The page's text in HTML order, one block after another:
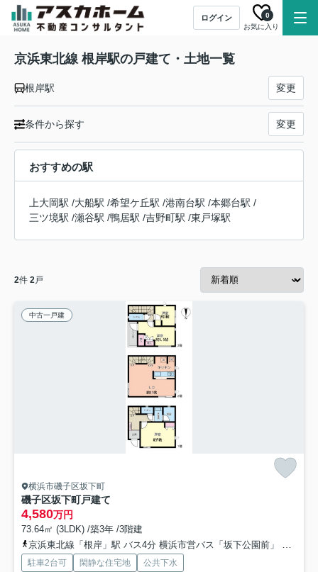
ログイン
お気に入り
0
京浜東北線 根岸駅の戸建て・土地一覧
根岸駅 変更
条件から探す 変更
おすすめの駅
上大岡駅 /大船駅 /希望ケ丘駅 /港南台駅 /本郷台駅 /
三ツ境駅 /瀬谷駅 /鴨居駅 /吉野町駅 /東戸塚駅
2件 2戸
中古一戸建
横浜市磯子区坂下町
磯子区坂下町戸建て
4,580万円
73.64㎡ (3LDK) /築3年 /3階建
京浜東北線「根岸」駅 バス4分 横浜市営バス「坂下公園前」 停歩2分
駐車2台可 閑静な住宅地 公共下水